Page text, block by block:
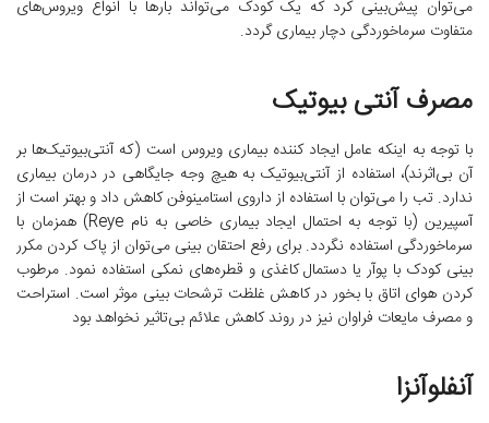
می‌توان پیش‌بینی کرد که یک کودک می‌تواند بارها با انواع ویروس‌های
متفاوت سرماخوردگی دچار بیماری گردد.
مصرف آنتی بیوتیک
با توجه به اینکه عامل ایجاد کننده بیماری ویروس است (که آنتی‌بیوتیک‌ها بر
آن بی‌اثرند)، استفاده از آنتی‌بیوتیک به هیچ وجه جایگاهی در درمان بیماری
ندارد. تب را می‌توان با استفاده از داروی استامینوفن کاهش داد و بهتر است از
آسپیرین (با توجه به احتمال ایجاد بیماری خاصی به نام Reye) همزمان با
سرماخوردگی استفاده نگردد. برای رفع احتقان بینی می‌توان از پاک کردن مکرر
بینی کودک با پوآر یا دستمال کاغذی و قطره‌های نمکی استفاده نمود. مرطوب
کردن هوای اتاق با بخور در کاهش غلظت ترشحات بینی موثر است. استراحت
و مصرف مایعات فراوان نیز در روند کاهش علائم بی‌تاثیر نخواهد بود
آنفلوآنزا